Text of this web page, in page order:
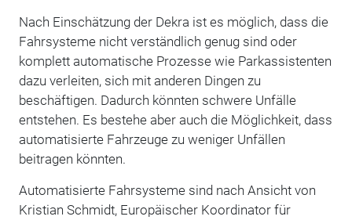
Nach Einschätzung der Dekra ist es möglich, dass die
Fahrsysteme nicht verständlich genug sind oder
komplett automatische Prozesse wie Parkassistenten
dazu verleiten, sich mit anderen Dingen zu
beschäftigen. Dadurch könnten schwere Unfälle
entstehen. Es bestehe aber auch die Möglichkeit, dass
automatisierte Fahrzeuge zu weniger Unfällen
beitragen könnten.
Automatisierte Fahrsysteme sind nach Ansicht von
Kristian Schmidt, Europäischer Koordinator für